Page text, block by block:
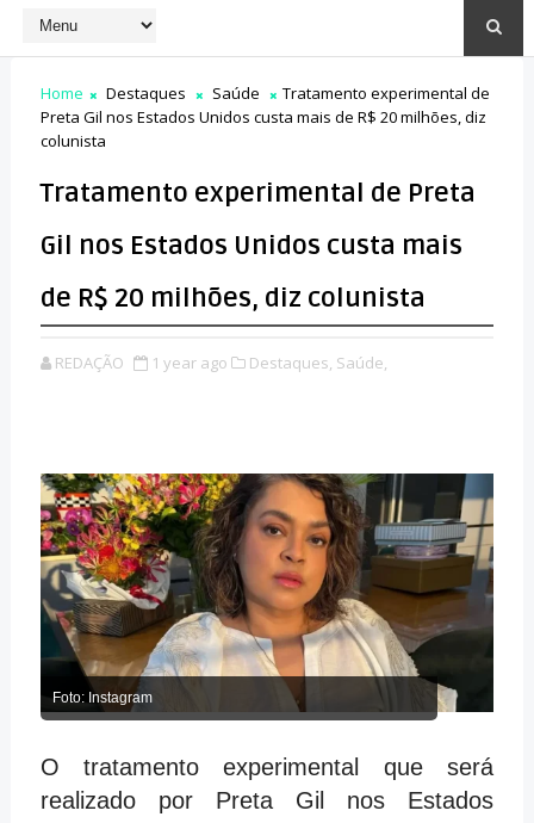
Home Destaques Saúde
Tratamento experimental de
Preta Gil nos Estados Unidos custa mais de R$ 20 milhões, diz
colunista
Tratamento experimental de Preta
Gil nos Estados Unidos custa mais
de R$ 20 milhões, diz colunista
REDAÇÃO 1 year ago Destaques, Saúde,
Foto: Instagram
O tratamento experimental que será
realizado por Preta Gil nos Estados